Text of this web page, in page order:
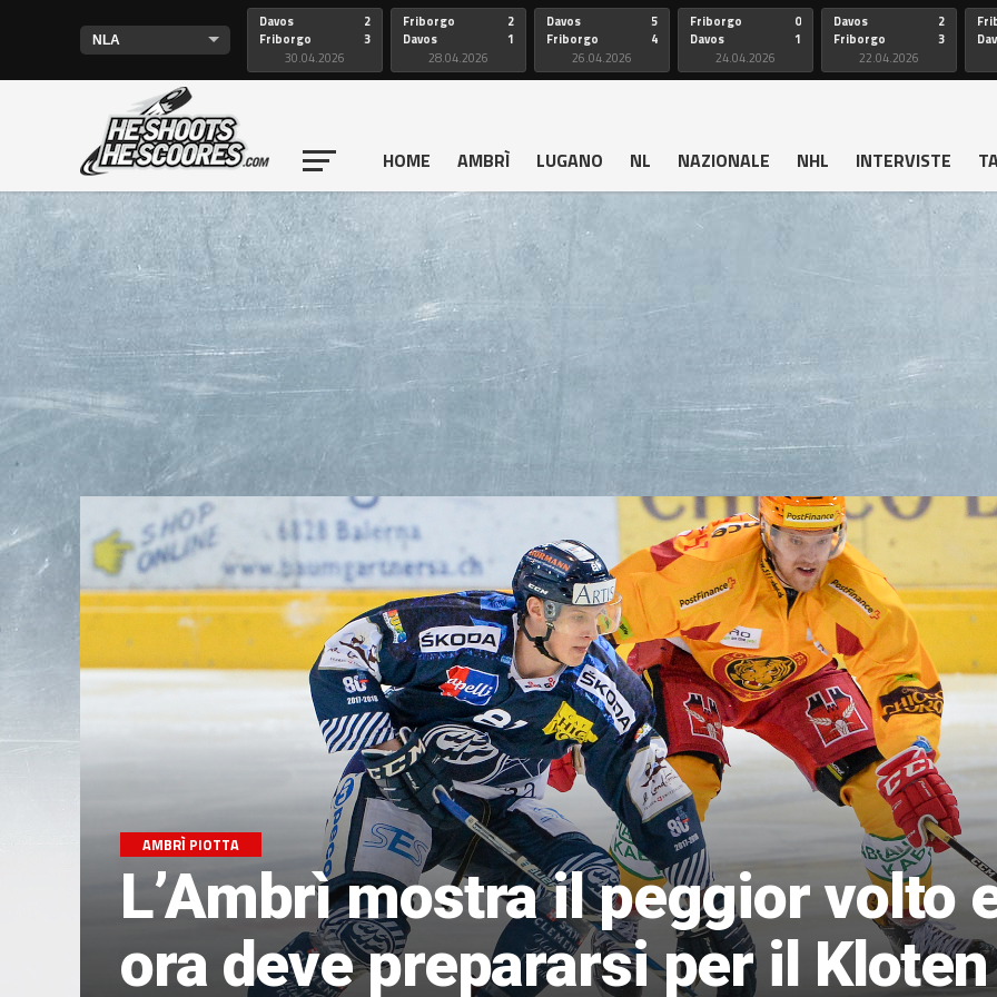
Davos
Friborgo
2
3
30.04.2026
Friborgo
Davos
2
1
28.04.2026
Davos
Friborgo
5
4
26.04.2026
Friborgo
Davos
0
1
24.04.2026
Davos
Friborgo
2
3
22.04.2026
HOME AMBRÌ LUGANO NL NAZIONALE NHL INTERVISTE
AMBRÌ PIOTTA
L’Ambrì mostra il peggior volto
ora deve prepararsi per il Kloten